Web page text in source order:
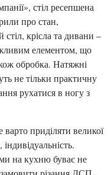
стіл ресепшена
про стан,
крісла та дивани –
елементом, що
обробка. Натяжні
не тільки практичну
рухатися в ногу з
приділяти великої
на кухню буває не